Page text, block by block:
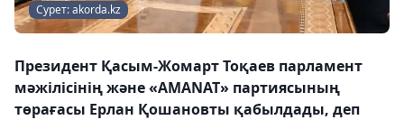
Сурет: akorda.kz
Президент Қасым-Жомарт Тоқаев парламент
мәжілісінің және «AMANAT» партиясының
төрағасы Ерлан Қошановты қабылдады, деп